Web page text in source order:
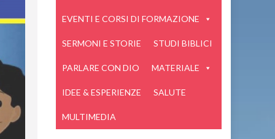
EVENTI E CORSI DI FORMAZIONE
SERMONI E STORIE STUDI BIBLICI
PARLARE CON DIO MATERIALE
IDEE & ESPERIENZE SALUTE
MULTIMEDIA